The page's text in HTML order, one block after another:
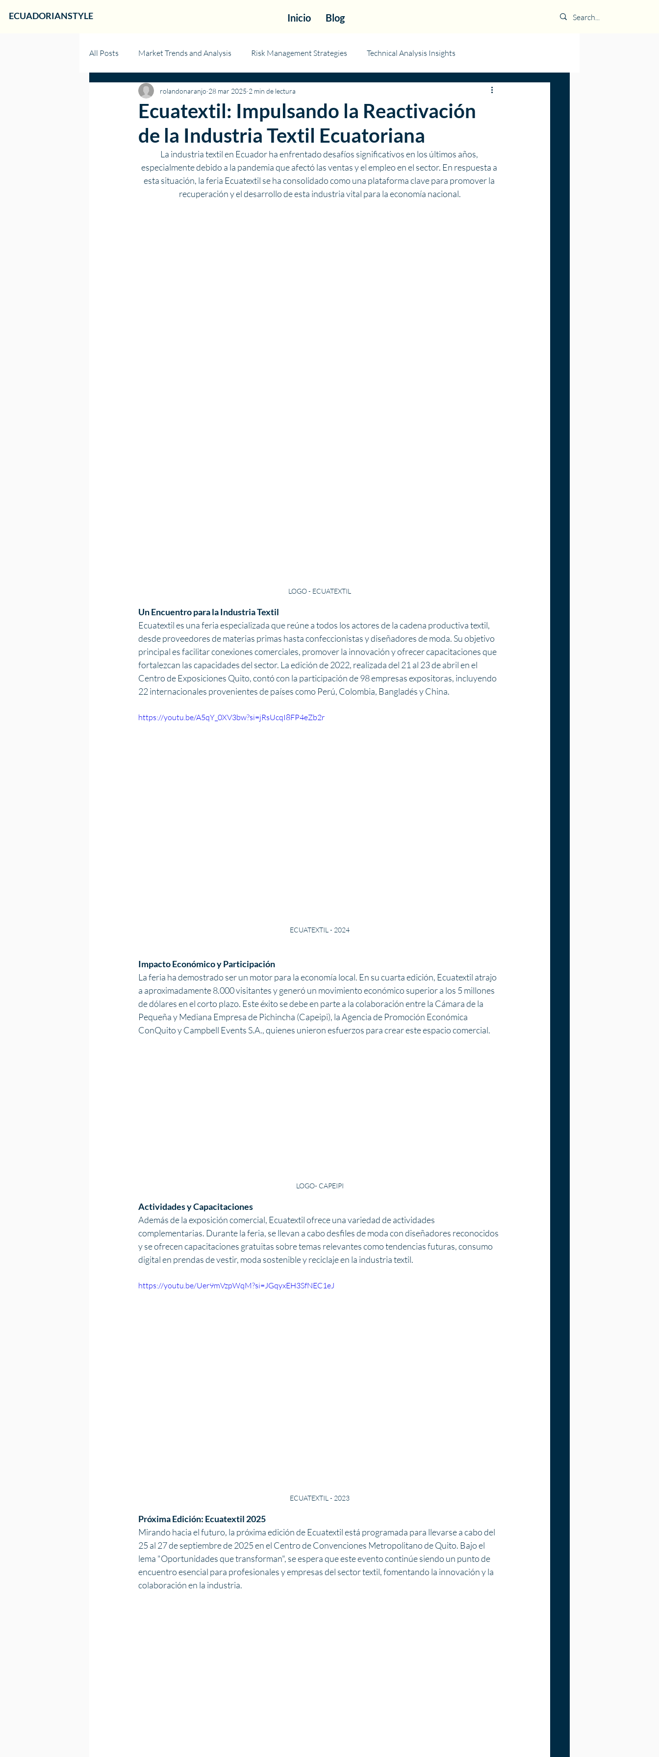
ECUADORIANSTYLE Inicio Blog
All Posts Market Trends and Analysis Risk Management Strategies Technical Analysis Insights
Ecuatextil: Impulsando la Reactivación
de la Industria Textil Ecuatoriana
rolandonaranjo 28 mar 2025 2 min de lectura
La industria textil en Ecuador ha enfrentado desafíos significativos en los últimos años,
especialmente debido a la pandemia que afectó las ventas y el empleo en el sector. En respuesta a
esta situación, la feria Ecuatextil se ha consolidado como una plataforma clave para promover la
recuperación y el desarrollo de esta industria vital para la economía nacional.
LOGO - ECUATEXTIL
Un Encuentro para la Industria Textil
Ecuatextil es una feria especializada que reúne a todos los actores de la cadena productiva textil,
desde proveedores de materias primas hasta confeccionistas y diseñadores de moda. Su objetivo
principal es facilitar conexiones comerciales, promover la innovación y ofrecer capacitaciones que
fortalezcan las capacidades del sector. La edición de 2022, realizada del 21 al 23 de abril en el
Centro de Exposiciones Quito, contó con la participación de 98 empresas expositoras, incluyendo
22 internacionales provenientes de países como Perú, Colombia, Bangladés y China.
https://youtu.be/A5qY_0XV3bw?si=jRsUcqI8FP4eZb2r
ECUATEXTIL - 2024
Impacto Económico y Participación
La feria ha demostrado ser un motor para la economía local. En su cuarta edición, Ecuatextil atrajo
a aproximadamente 8.000 visitantes y generó un movimiento económico superior a los 5 millones
de dólares en el corto plazo. Este éxito se debe en parte a la colaboración entre la Cámara de la
Pequeña y Mediana Empresa de Pichincha (Capeipi), la Agencia de Promoción Económica
ConQuito y Campbell Events S.A., quienes unieron esfuerzos para crear este espacio comercial.
LOGO- CAPEIPI
Actividades y Capacitaciones
Además de la exposición comercial, Ecuatextil ofrece una variedad de actividades
complementarias. Durante la feria, se llevan a cabo desfiles de moda con diseñadores reconocidos
y se ofrecen capacitaciones gratuitas sobre temas relevantes como tendencias futuras, consumo
digital en prendas de vestir, moda sostenible y reciclaje en la industria textil.
https://youtu.be/Uer9mVzpWqM?si=JGqyxEH3SfNEC1eJ
ECUATEXTIL - 2023
Próxima Edición: Ecuatextil 2025
Mirando hacia el futuro, la próxima edición de Ecuatextil está programada para llevarse a cabo del
25 al 27 de septiembre de 2025 en el Centro de Convenciones Metropolitano de Quito. Bajo el
lema "Oportunidades que transforman", se espera que este evento continúe siendo un punto de
encuentro esencial para profesionales y empresas del sector textil, fomentando la innovación y la
colaboración en la industria.